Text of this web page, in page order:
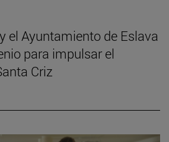
el Ayuntamiento de Eslava
para impulsar el
Criz